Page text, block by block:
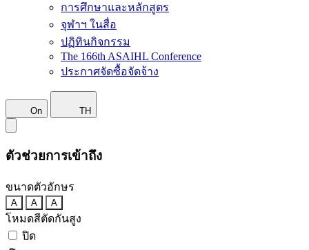
การศึกษาและหลักสูตร
จุฬาฯ ในสื่อ
ปฏิทินกิจกรรม
The 166th ASAIHL Conference
ประกาศจัดซื้อจัดจ้าง
On TH
ตัวช่วยการเข้าถึง
ขนาดตัวอักษร
A A A
โหมดสีตัดกันสูง
ปิด